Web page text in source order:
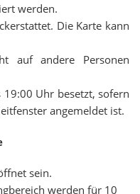
werden.
Die Karte kann
auf andere Personen
Uhr besetzt, sofern
angemeldet ist.
sein.
werden für 10